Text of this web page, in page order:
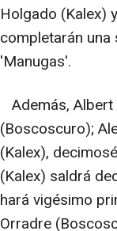
Holgado (Kalex)
completarán una
'Manugas'.
Además,
(Boscoscuro);
(Kalex),
(Kalex) saldrá
hará vigésimo
Orradre